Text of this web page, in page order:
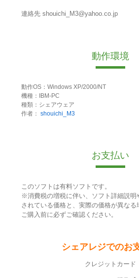
連絡先 shouichi_M3@yahoo.co.jp
動作環境
動作OS：Windows XP/2000/NT
機種：IBM-PC
種類：シェアウェア
作者： shouichi_M3
お支払い
このソフトは有料ソフトです。
※消費税の増税に伴い、ソフト詳細説明
されている価格と、実際の価格が異なる
ご購入前に必ずご確認ください。
シェアレジでのお
クレジットカード